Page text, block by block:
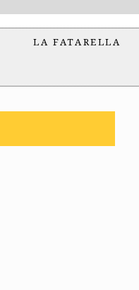
LA FATARELLA